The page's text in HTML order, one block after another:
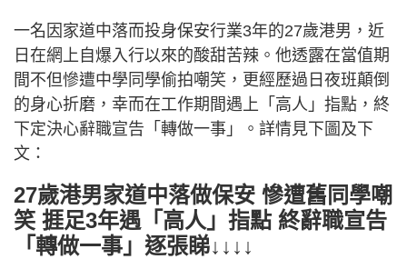
一名因家道中落而投身保安行業3年的27歲港男，近
日在網上自爆入行以來的酸甜苦辣。他透露在當值期
間不但慘遭中學同學偷拍嘲笑，更經歷過日夜班顛倒
的身心折磨，幸而在工作期間遇上「高人」指點，終
下定決心辭職宣告「轉做一事」。詳情見下圖及下
文：
27歲港男家道中落做保安 慘遭舊同學嘲
笑 捱足3年遇「高人」指點 終辭職宣告
「轉做一事」逐張睇↓↓↓↓